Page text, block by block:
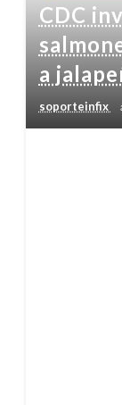
CDC
a
soporteinfix